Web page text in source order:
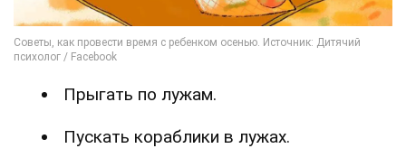
Прыгать по лужам.
Пускать кораблики в лужах.